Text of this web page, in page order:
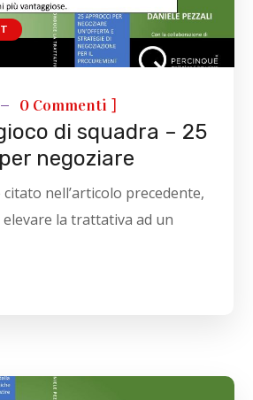
0 Commenti ]
di squadra – 25
negoziare
nell’articolo precedente,
la trattativa ad un